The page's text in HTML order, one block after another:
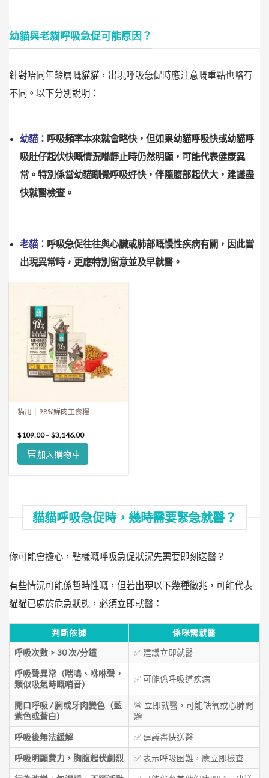
幼貓與老貓呼吸急促可能原因？
針對唔同年齡層嘅貓貓，出現呼吸急促時應注意嘅重點也略有
不同。以下分別說明：
幼貓： 呼吸頻率本來就會略快，但如果幼貓呼吸快或幼貓呼
吸肚仔起伏快嘅情況喺靜止時仍然明顯，可能代表健康異
常。特別係當幼貓瞓覺呼吸好快，伴隨腹部起伏大，建議盡
快就醫檢查。
老貓： 呼吸急促往往與心臟或肺部嘅慢性疾病有關，因此當
出現異常時，更應特別留意並及早就醫。
貓用｜98%鮮肉主食糧
$109.00–$3,146.00
加入購物車
貓貓呼吸急促時，幾時需要緊急就醫？
你可能會擔心，點樣嘅呼吸急促狀況先需要即刻送醫？
有些情況可能係暫時性嘅，但若出現以下幾種徵兆，可能代表
貓貓已處於危急狀態，必須立即就醫：
判斷依據
係咪需就醫
呼吸次數 > 30 次/分鐘
✅ 建議立即就醫
呼吸聲異常（喘鳴、咻咻聲，
類似吸氣時嘅哨音）
✅ 可能係呼吸道疾病
開口呼吸 / 脷或牙肉變色（藍
紫色或蒼白）
🚨 立即就醫，可能缺氧或心肺問
題
呼吸後無法緩解 ✅ 建議盡快送醫
呼吸明顯費力，胸腹起伏劇烈 ✅ 表示呼吸困難，應立即檢查